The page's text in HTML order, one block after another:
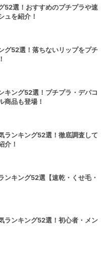
52選！おすすめのプチプラや速
ュを紹介！
グ52選！落ちないリップをプチ
キング52選！プチプラ・デパコ
商品も登場！
ランキング52選！徹底調査して
介！
ンキング52選【速乾・くせ毛・
ランキング52選！初心者・メン